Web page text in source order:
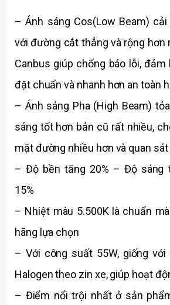
– Ánh sáng Cos(Low Beam)
với đường cắt thẳng và rộng hơn
Canbus giúp chống báo lỗi,
đặt chuẩn và nhanh hơn an toàn
– Ánh sáng Pha (High Beam)
sáng tốt hơn bản cũ rất nhiều,
mặt đường nhiều hơn và quan
– Độ bền tăng 20% – Độ sáng
15%
– Nhiệt màu 5.500K là chuẩn
hãng lựa chọn
– Với công suất 55W, giống
Halogen theo zin xe, giúp hoạt
– Điểm nổi trội nhất ở sản